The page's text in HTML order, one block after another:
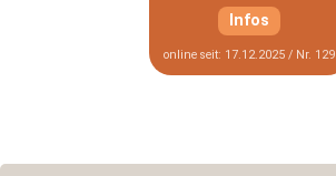
Infos
online seit: 17.12.2025 / Nr. 129